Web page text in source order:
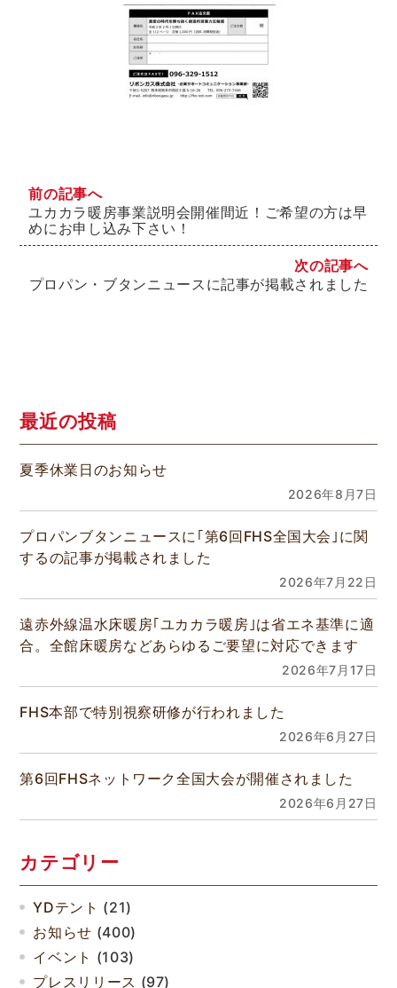
前の記事へ
ユカカラ暖房事業説明会開催間近！ご希望の方は早
めにお申し込み下さい！
次の記事へ
プロパン・ブタンニュースに記事が掲載されました
最近の投稿
夏季休業日のお知らせ
2026年8月7日
プロパンブタンニュースに｢第6回FHS全国大会｣に関
するの記事が掲載されました
2026年7月22日
遠赤外線温水床暖房｢ユカカラ暖房｣は省エネ基準に適
合。全館床暖房などあらゆるご要望に対応できます
2026年7月17日
FHS本部で特別視察研修が行われました
2026年6月27日
第6回FHSネットワーク全国大会が開催されました
2026年6月27日
カテゴリー
YDテント (21)
お知らせ (400)
イベント (103)
プレスリリース (97)